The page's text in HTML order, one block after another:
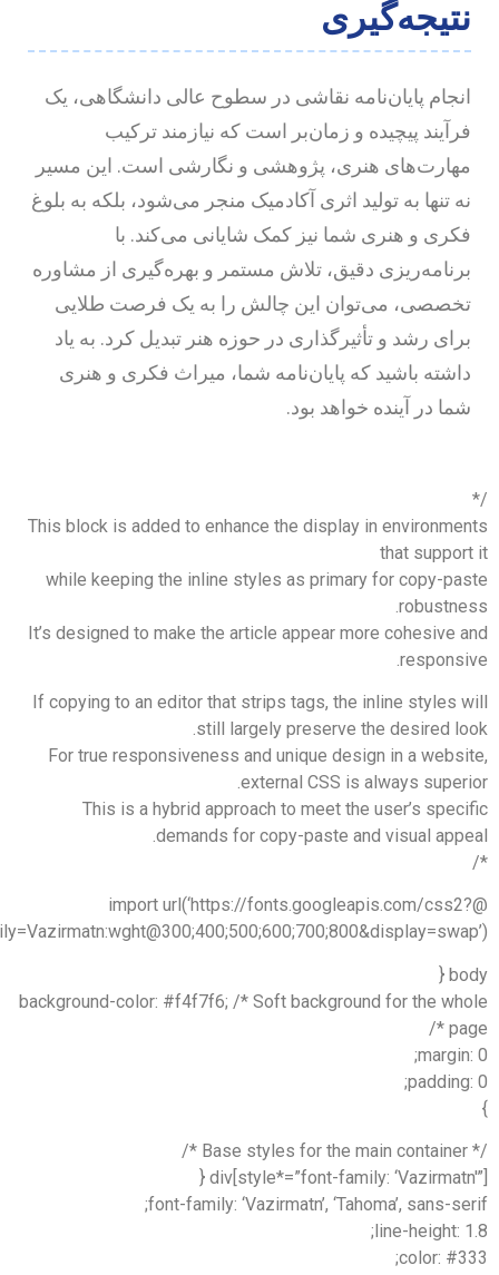
پایان‌نامه نقاشی در سطوح عالی دانشگاهی، یک
پیچیده و زمان‌بر است که نیازمند ترکیب
هنری، پژوهشی و نگارشی است. این مسیر
تنها به تولید اثری آکادمیک منجر می‌شود، بلکه به بلوغ
و هنری شما نیز کمک شایانی می‌کند. با
دقیق، تلاش مستمر و بهره‌گیری از مشاوره
می‌توان این چالش را به یک فرصت طلایی
رشد و تأثیرگذاری در حوزه هنر تبدیل کرد. به یاد
باشید که پایان‌نامه شما، میراث فکری و هنری
در آینده خواهد بود.
This block is added to enhance the display in
that
while keeping the inline styles as primary for copy-
It’s designed to make the article appear more cohesive
If copying to an editor that strips tags, the inline styles
still largely preserve the desired
For true responsiveness and unique design in a
external CSS is always
This is a hybrid approach to meet the user’s
demands for copy-paste and visual
@import url(‘https://fonts.googleapis.com/
background-color: #f4f7f6; /* Soft background for the
div[style*=”font-family:
font-family: ‘Vazirmatn’, ‘Tahoma’, sans-
line-height:
color: